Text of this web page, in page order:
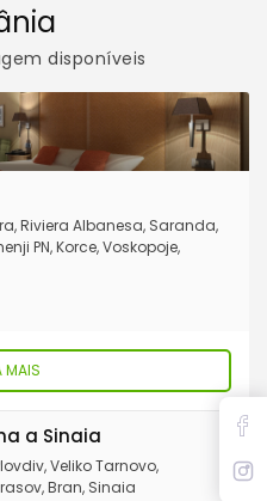
disponíveis
Riviera Albanesa, Saranda,
PN, Korce, Voskopoje,
MAIS
a Sinaia
Veliko Tarnovo,
Bran, Sinaia